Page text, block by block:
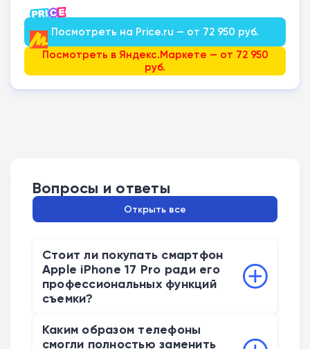
Посмотреть на Price.ru — от 72 950 руб.
Посмотреть в Яндекс.Маркете — от 72 950
руб.
Вопросы и ответы
Открыть все
Стоит ли покупать смартфон
Apple iPhone 17 Pro ради его
профессиональных функций
съемки?
Обычным пользователям для семейного
архива этот аппарат не принесет пользы.
Каким образом телефоны
смогли полностью заменить